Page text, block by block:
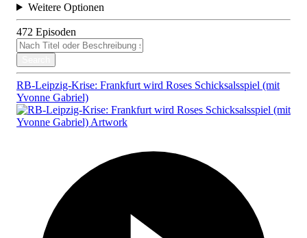
Weitere Optionen
472 Episoden
RB-Leipzig-Krise: Frankfurt wird Roses Schicksalsspiel (mit
Yvonne Gabriel)